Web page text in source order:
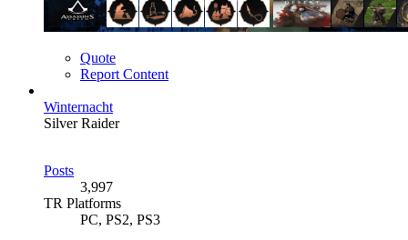
Quote
Report Content
Winternacht
Silver Raider
Posts
3,997
TR Platforms
PC, PS2, PS3